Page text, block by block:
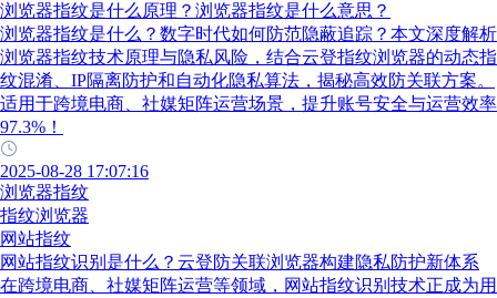
浏览器指纹是什么原理？浏览器指纹是什么意思？
浏览器指纹是什么？数字时代如何防范隐蔽追踪？本文深度解析
浏览器指纹技术原理与隐私风险，结合云登指纹浏览器的动态指
纹混淆、IP隔离防护和自动化隐私算法，揭秘高效防关联方案。
适用于跨境电商、社媒矩阵运营场景，提升账号安全与运营效率
97.3%！
2025-08-28 17:07:16
浏览器指纹
指纹浏览器
网站指纹
网站指纹识别是什么？云登防关联浏览器构建隐私防护新体系
在跨境电商、社媒矩阵运营等领域，网站指纹识别技术正成为用